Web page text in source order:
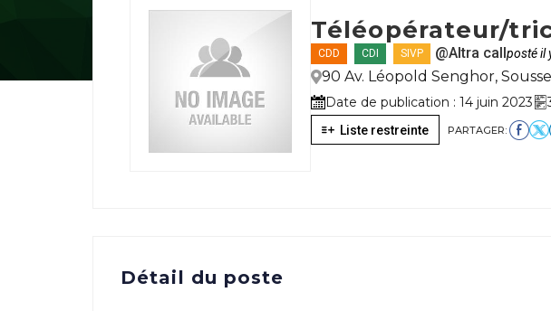
Téléopérateur/
CDD CDI SIVP @Altra callposté il
90 Av. Léopold Senghor,
Date de publication : 14 juin 2023
Liste restreinte PARTAGER:
Détail du poste